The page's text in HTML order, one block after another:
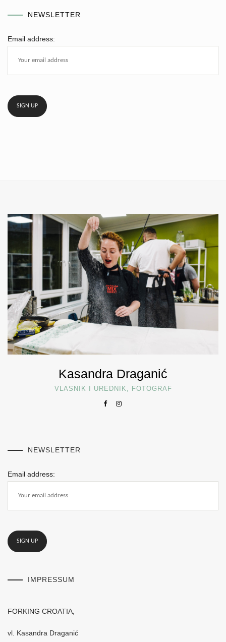
NEWSLETTER
Email address:
Kasandra Draganić
VLASNIK I UREDNIK, FOTOGRAF
NEWSLETTER
Email address:
IMPRESSUM
FORKING CROATIA,
vl. Kasandra Draganić